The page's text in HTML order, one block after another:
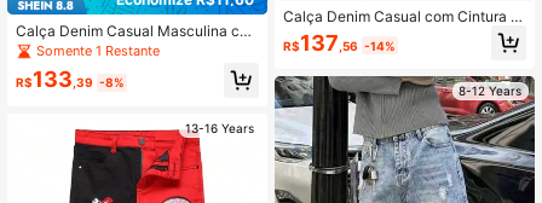
Calça Denim Casual Masculina co
m Cintura Elástica e Efeito Desgast
ado
Somente 1 Restante
R$133 ,39 -8%
13-16 Years
Calça Denim Casual com Cintura El
ástica de Cor Sólida para Meninos
Pré-Adolescentes, Todas as Estaçõ
R$137 ,56 -14%
8-12 Years